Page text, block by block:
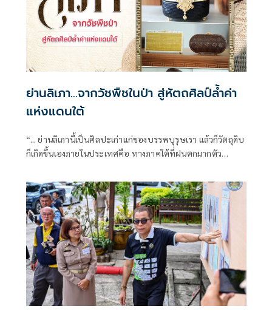
ย่านลิเภา…จากวัชพืชในป่า สู่หัตถศิลป์ล้ำค่า
แห่งแดนใต้
“... ย่านลิเภานี้เป็นศิลปะเก่าแก่ของบรรพบุรุษเรา แล้วก็วัตถุดิบ
ก็เกิดขึ้นเองภายในประเทศคือ ทางภาคใต้ที่ฝนตกมากตัว